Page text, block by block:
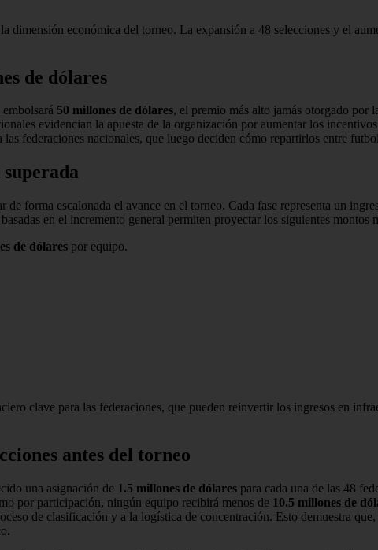
dimensión económica del torneo. La expansión a 48 selecciones y el
de dólares
embolsará 50 millones de dólares, el premio más alto jamás otorgado por
evidencian la apuesta de la organización por aumentar los
federaciones nacionales, que luego deciden cómo repartirlos entre
de forma escalonada el avance en el torneo. Cada fase representa un
en el incremento general permiten proyectar los siguientes montos
de dólares por equipo.
clave para las federaciones, que pueden reinvertir los ingresos en
antes del torneo
una asignación de 1.5 millones de dólares para cada una de las 48
por participación, ningún equipo recibirá menos de 10.5 millones de
de clasificación y a la logística de concentración. Esto demuestra